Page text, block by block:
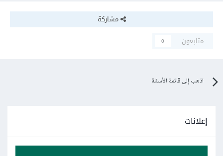
مشاركة
متابعون
0
اذهب إلى قائمة الأسئلة
إعلانات